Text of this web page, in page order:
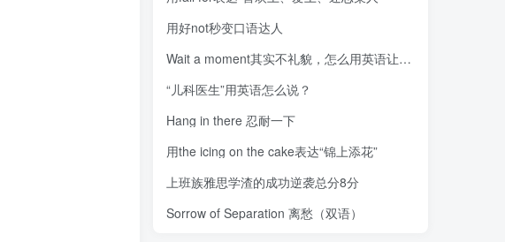
用好not秒变口语达人
Wait a moment其实不礼貌，怎么用英语让人等一下？
“儿科医生”用英语怎么说？
Hang in there 忍耐一下
用the icing on the cake表达“锦上添花”
上班族雅思学渣的成功逆袭总分8分
Sorrow of Separation 离愁（双语）